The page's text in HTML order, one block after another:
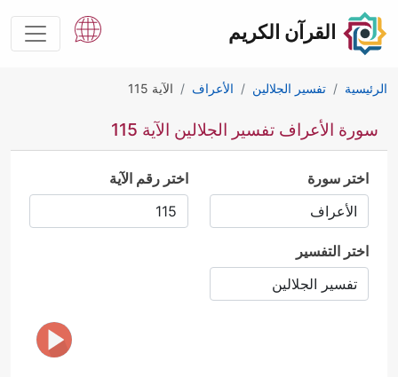
القرآن الكريم
الرئيسية تفسير الجلالين الأعراف الآية 115
سورة الأعراف تفسير الجلالين الآية 115
اختر سورة اختر رقم الآية
اختر التفسير